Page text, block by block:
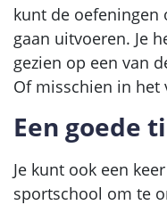
kunt de oefeningen
gaan uitvoeren. Je
gezien op een van
Of misschien in het
Een goede
Je kunt ook een
sportschool om te